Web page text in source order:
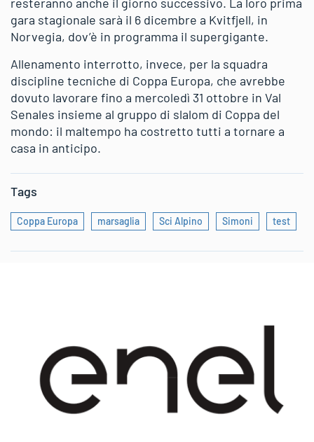
gara stagionale sarà il 6 dicembre a Kvitfjell, in
Norvegia, dov’è in programma il supergigante.
Allenamento interrotto, invece, per la squadra
discipline tecniche di Coppa Europa, che avrebbe
dovuto lavorare fino a mercoledì 31 ottobre in Val
Senales insieme al gruppo di slalom di Coppa del
mondo: il maltempo ha costretto tutti a tornare a
casa in anticipo.
Tags
Coppa Europa marsaglia Sci Alpino Simoni test